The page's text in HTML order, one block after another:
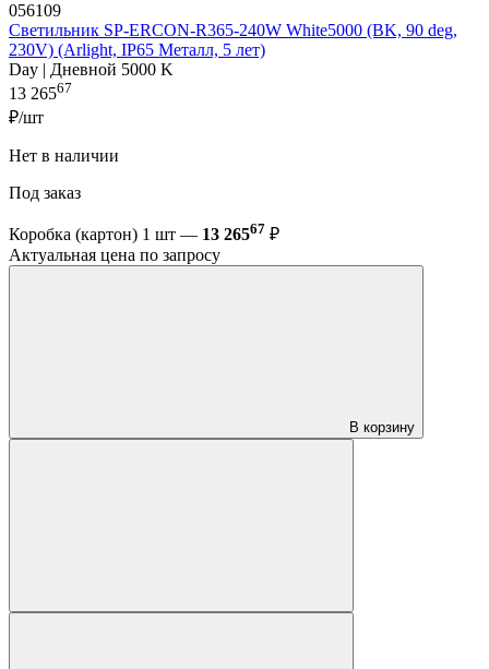
056109
Светильник SP-ERCON-R365-240W White5000 (BK, 90 deg,
230V) (Arlight, IP65 Металл, 5 лет)
Day | Дневной 5000 K
13 26567
₽/шт
Нет в наличии
Под заказ
Коробка (картон) 1 шт — 13 26567 ₽
Актуальная цена по запросу
В корзину